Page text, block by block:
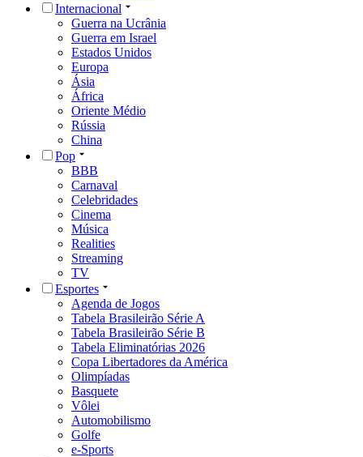
Internacional
Guerra na Ucrânia
Guerra em Israel
Estados Unidos
Europa
Ásia
África
Oriente Médio
Rússia
China
Pop
BBB
Carnaval
Celebridades
Cinema
Música
Realities
Streaming
TV
Esportes
Agenda de Jogos
Tabela Brasileirão Série A
Tabela Brasileirão Série B
Tabela Eliminatórias 2026
Copa Libertadores da América
Olimpíadas
Basquete
Vôlei
Automobilismo
Golfe
e-Sports